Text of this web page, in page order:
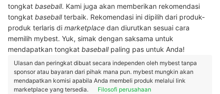
tongkat baseball. Kami juga akan memberikan rekomendasi
tongkat baseballterbaik. Rekomendasi ini dipilih dari produk-
produk terlaris di marketplace dan diurutkan sesuai cara
memilih mybest. Yuk, simak dengan saksama untuk
mendapatkan tongkat baseballpaling pas untuk Anda!
Ulasan dan peringkat dibuat secara independen oleh mybest tanpa
sponsor atau bayaran dari pihak mana pun. mybest mungkin akan
mendapatkan komisi apabila Anda membeli produk melalui link
marketplace yang tersedia.
Filosofi perusahaan